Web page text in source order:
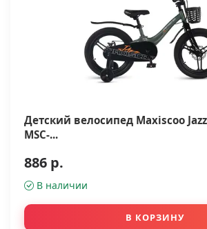
Детский велосипед Maxiscoo
MSC-...
886 р.
В наличии
В КОРЗИНУ